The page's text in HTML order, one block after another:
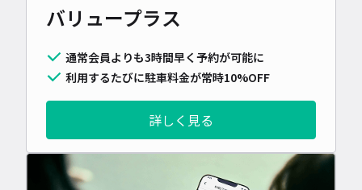
バリュープラス
通常会員よりも3時間早く予約が可能に
利用するたびに駐車料金が常時10%OFF
詳しく見る